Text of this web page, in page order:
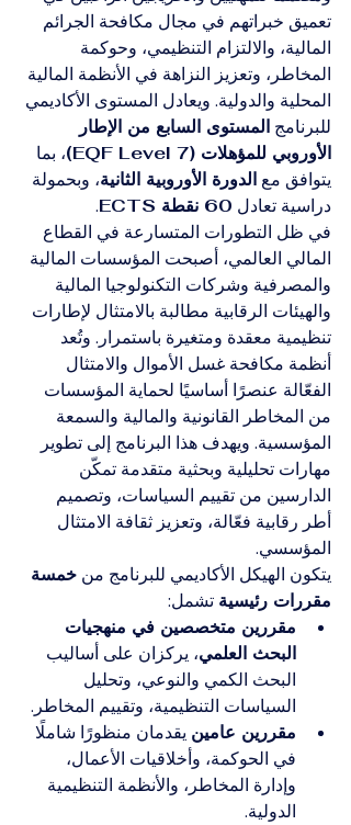
تعميق خبراتهم في مجال مكافحة الجرائم
المالية، والالتزام التنظيمي، وحوكمة
المخاطر، وتعزيز النزاهة في الأنظمة المالية
المحلية والدولية. ويعادل المستوى الأكاديمي
للبرنامج المستوى السابع من الإطار
الأوروبي للمؤهلات (EQF Level 7)
، بما
يتوافق مع الدورة الأوروبية الثانية، وبحمولة
دراسية تعادل 60 نقطة ECTS
.
في ظل التطورات المتسارعة في القطاع
المالي العالمي، أصبحت المؤسسات المالية
والمصرفية وشركات التكنولوجيا المالية
والهيئات الرقابية مطالبة بالامتثال لإطارات
تنظيمية معقدة ومتغيرة باستمرار. وتُعد
أنظمة مكافحة غسل الأموال والامتثال
الفعّالة عنصرًا أساسيًا لحماية المؤسسات
من المخاطر القانونية والمالية والسمعة
المؤسسية. ويهدف هذا البرنامج إلى تطوير
مهارات تحليلية وبحثية متقدمة تمكّن
الدارسين من تقييم السياسات، وتصميم
أطر رقابية فعّالة، وتعزيز ثقافة الامتثال
المؤسسي.
يتكون الهيكل الأكاديمي للبرنامج من خمسة
مقررات رئيسية تشمل:
مقررين متخصصين في منهجيات
البحث العلمي، يركزان على أساليب
البحث الكمي والنوعي، وتحليل
السياسات التنظيمية، وتقييم المخاطر.
مقررين عامين يقدمان منظورًا شاملًا
في الحوكمة، وأخلاقيات الأعمال،
وإدارة المخاطر، والأنظمة التنظيمية
الدولية.